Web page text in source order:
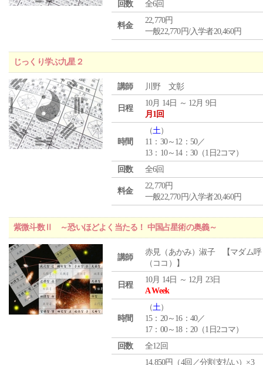
回数 全6回
料金
22,770円
一般22,770円/入学者20,460円
じっくり学ぶ九星２
講師 川野 文彰
日程
10月 14日 ～ 12月 9日
月1回
時間
（土）
11：30～12：50／
13：10～14：30（1日2コマ）
回数
全6回
料金
22,770円
一般22,770円/入学者20,460円
紫微斗数Ⅱ ～恐いほどよく当たる！ 中国占星術の奥義～
講師
赤見（あかみ）淑子 【マダム呼
（ココ）】
日程
10月 14日 ～ 12月 23日
A Week
時間
（土）
15：20～16：40／
17：00～18：20（1日2コマ）
回数
全12回
14,850円（4回／分割支払い）×3